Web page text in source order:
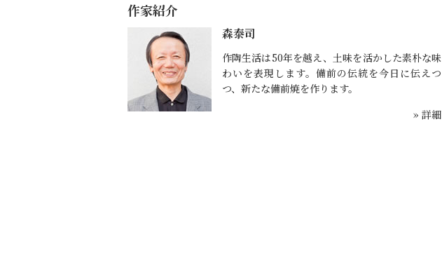
作家紹介
森泰司
作陶生活は50年を越え、土味を活かした素朴な味
わいを表現します。備前の伝統を今日に伝えつ
つ、新たな備前焼を作ります。
» 詳細